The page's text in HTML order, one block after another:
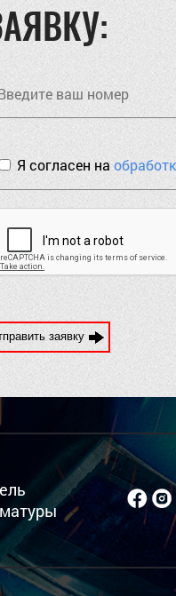
Я согласен на
заявку